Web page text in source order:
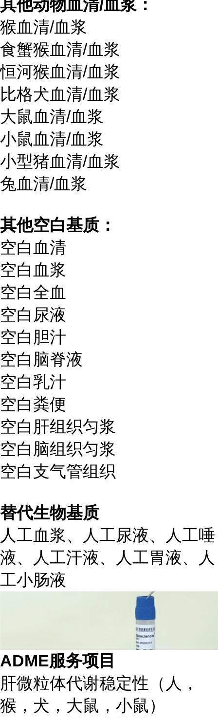
其他动物血清/血浆：
猴血清/血浆
食蟹猴血清/血浆
恒河猴血清/血浆
比格犬血清/血浆
大鼠血清/血浆
小鼠血清/血浆
小型猪血清/血浆
兔血清/血浆
其他空白基质：
空白血清
空白血浆
空白全血
空白尿液
空白胆汁
空白脑脊液
空白乳汁
空白粪便
空白肝组织匀浆
空白脑组织匀浆
空白支气管组织
替代生物基质
人工血浆、人工尿液、人工唾
液、人工汗液、人工胃液、人
工小肠液
ADME服务项目
肝微粒体代谢稳定性（人，
猴，犬，大鼠，小鼠）